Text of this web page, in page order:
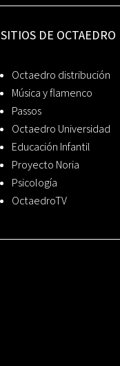
SITIOS DE OCTAEDRO
Octaedro distribución
Música y flamenco
Passos
Octaedro Universidad
Educación Infantil
Proyecto Noria
Psicología
OctaedroTV